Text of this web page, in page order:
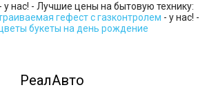
- у нас! - Лучшие цены на бытовую технику:
гефест с газконтролем - у нас! -
букеты на день рождение
РеалАвто